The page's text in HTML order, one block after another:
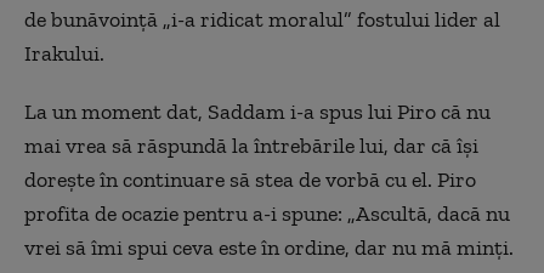
de bunăvoință „i-a ridicat moralul” fostului lider al
Irakului.
La un moment dat, Saddam i-a spus lui Piro că nu
mai vrea să răspundă la întrebările lui, dar că își
dorește în continuare să stea de vorbă cu el. Piro
profita de ocazie pentru a-i spune: „Ascultă, dacă nu
vrei să îmi spui ceva este în ordine, dar nu mă minți.